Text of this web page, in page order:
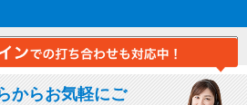
からお気軽にご